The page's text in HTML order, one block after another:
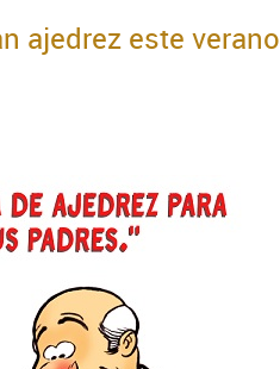
ajedrez este verano